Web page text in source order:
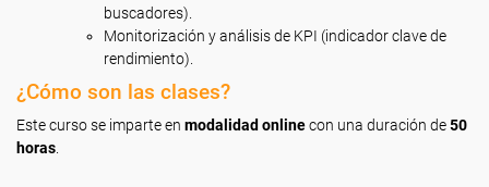
buscadores).
Monitorización y análisis de KPI (indicador clave de
rendimiento).
¿Cómo son las clases?
Este curso se imparte en modalidad onlinecon una duración de50
horas